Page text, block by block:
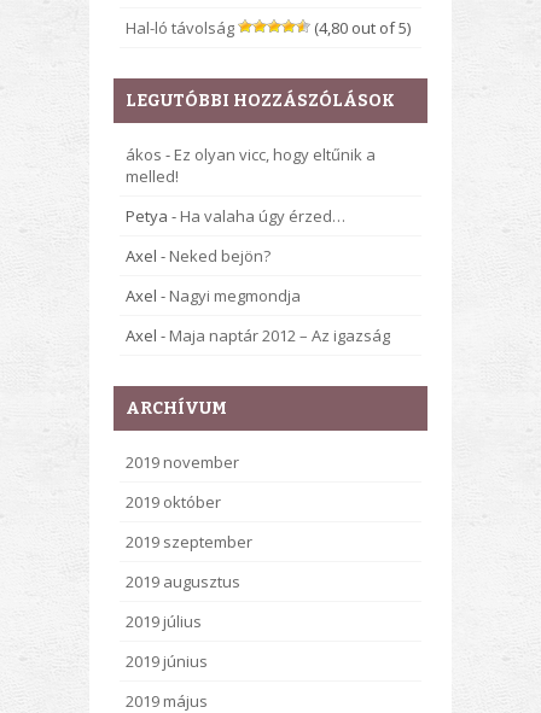
Hal-ló távolság
(4,80 out of 5)
LEGUTÓBBI HOZZÁSZÓLÁSOK
ákos - Ez olyan vicc, hogy eltűnik a
melled!
Petya - Ha valaha úgy érzed…
Axel - Neked bejön?
Axel - Nagyi megmondja
Axel - Maja naptár 2012 – Az igazság
ARCHÍVUM
2019 november
2019 október
2019 szeptember
2019 augusztus
2019 július
2019 június
2019 május